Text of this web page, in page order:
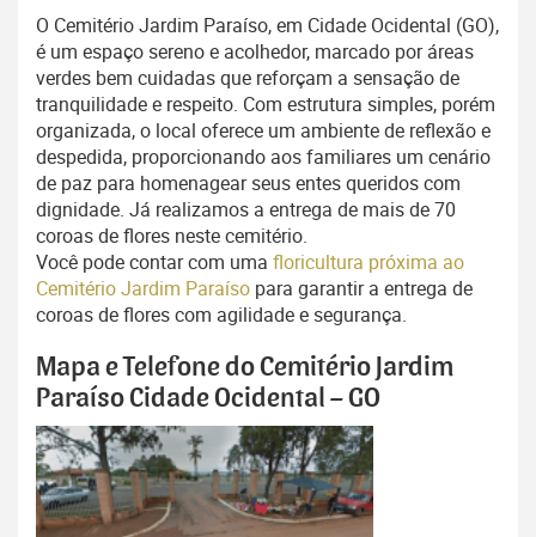
O Cemitério Jardim Paraíso, em Cidade Ocidental (GO),
é um espaço sereno e acolhedor, marcado por áreas
verdes bem cuidadas que reforçam a sensação de
tranquilidade e respeito. Com estrutura simples, porém
organizada, o local oferece um ambiente de reflexão e
despedida, proporcionando aos familiares um cenário
de paz para homenagear seus entes queridos com
dignidade. Já realizamos a entrega de mais de 70
coroas de flores neste cemitério.
Você pode contar com uma floricultura próxima ao
Cemitério Jardim Paraíso para garantir a entrega de
coroas de flores com agilidade e segurança.
Mapa e Telefone do Cemitério Jardim
Paraíso Cidade Ocidental – GO